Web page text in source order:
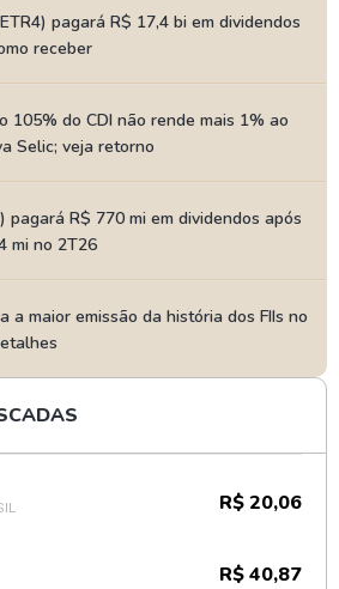
pagará R$ 17,4 bi em dividendos
receber
105% do CDI não rende mais 1% ao
Selic; veja retorno
pagará R$ 770 mi em dividendos após
mi no 2T26
a maior emissão da história dos FIIs no
R$ 20,06
R$ 40,87